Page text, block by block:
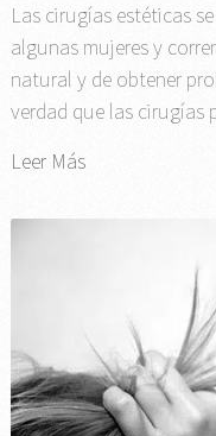
Las cirugías estéticas
algunas mujeres y
natural y de obtener
verdad que las cirugías
Leer Más